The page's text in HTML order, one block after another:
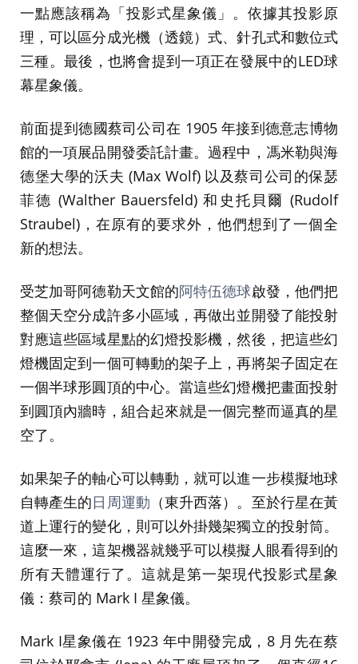
一點應該稱為「投影式星象儀」。依據其投影原
理，可以區分成光機（透鏡）式、針孔式和數位式
三種。最後，也將會提到一項正在發展中的LED球
幕星象儀。
前面提到德國蔡司公司在 1905 年接到德意志博物
館的一項展品開發委託計畫。過程中，馮米勒與海
德堡大學的沃夫 (Max Wolf) 以及蔡司公司的保瑟
菲德 (Walther Bauersfeld) 和史托貝爾 (Rudolf
Straubel)，在原有的要求外，他們想到了一個全
新的想法。
受芝加哥阿德勒天文館的阿特伍德球啟發，他們把
整個天空分成許多小區域，再做出並開發了能投射
對應這些區域星點的幻燈投影機，然後，把這些幻
燈機固定到一個可轉動的架子上，再將架子固定在
一個半球形圓頂的中心。當這些幻燈機把畫面投射
到圓頂內牆時，組合起來就是一個完整而逼真的星
空了。
如果架子的軸心可以轉動，就可以進一步模擬地球
自轉產生的日周運動 （東升西落）。至於行星在黃
道上運行的變化，則可以外掛幾架獨立的投射筒。
這麼一來，這架機器就幾乎可以模擬人眼看得到的
所有天體運行了。這就是第一架現代投影式星象
儀：蔡司的 Mark I 星象儀。
Mark I星象儀在 1923 年中開發完成，8 月先在蔡